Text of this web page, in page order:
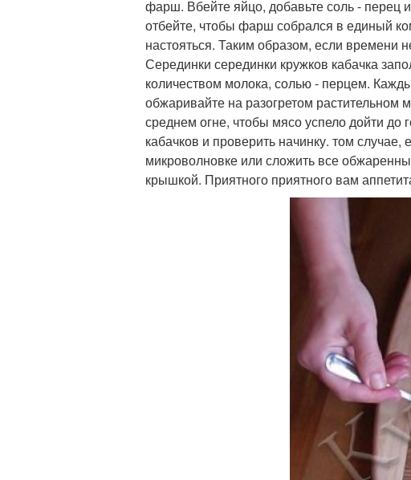
фарш. Вбейте яйцо, добавьте соль - перец
отбейте, чтобы фарш собрался в единый
настояться. Таким образом, если времени
Серединки серединки кружков кабачка
количеством молока, солью - перцем.
обжаривайте на разогретом растительном
среднем огне, чтобы мясо успело дойти до
кабачков и проверить начинку. том
микроволновке или сложить все
крышкой. Приятного приятного вам